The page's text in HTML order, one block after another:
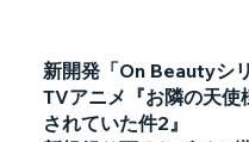
新開発「On Beautyシ
TVアニメ『お隣の天使
されていた件2』